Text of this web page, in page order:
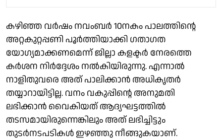
കഴിഞ്ഞ വർഷം നവംബർ 10നകം പാലത്തിൻ്റെ
അറ്റകുറ്റപ്പണി പൂർത്തിയാക്കി ഗതാഗത
യോഗ്യമാക്കണമെന്ന് ജില്ലാ കളക്ടർ നേരത്തെ
കർശന നിർദ്ദേശം നൽകിയിരുന്നു. എന്നാൽ
നാളിതുവരെ അത് പാലിക്കാൻ അധികൃതർ
തയ്യാറായിട്ടില്ല. വനം വകുപ്പിൻ്റെ അനുമതി
ലഭിക്കാൻ വൈകിയത് ആദ്യഘട്ടത്തിൽ
തടസമായിരുന്നെങ്കിലും അത് ലഭിച്ചിട്ടും
തുടർനടപടികൾ ഇഴഞ്ഞു നീങ്ങുകയാണ്.